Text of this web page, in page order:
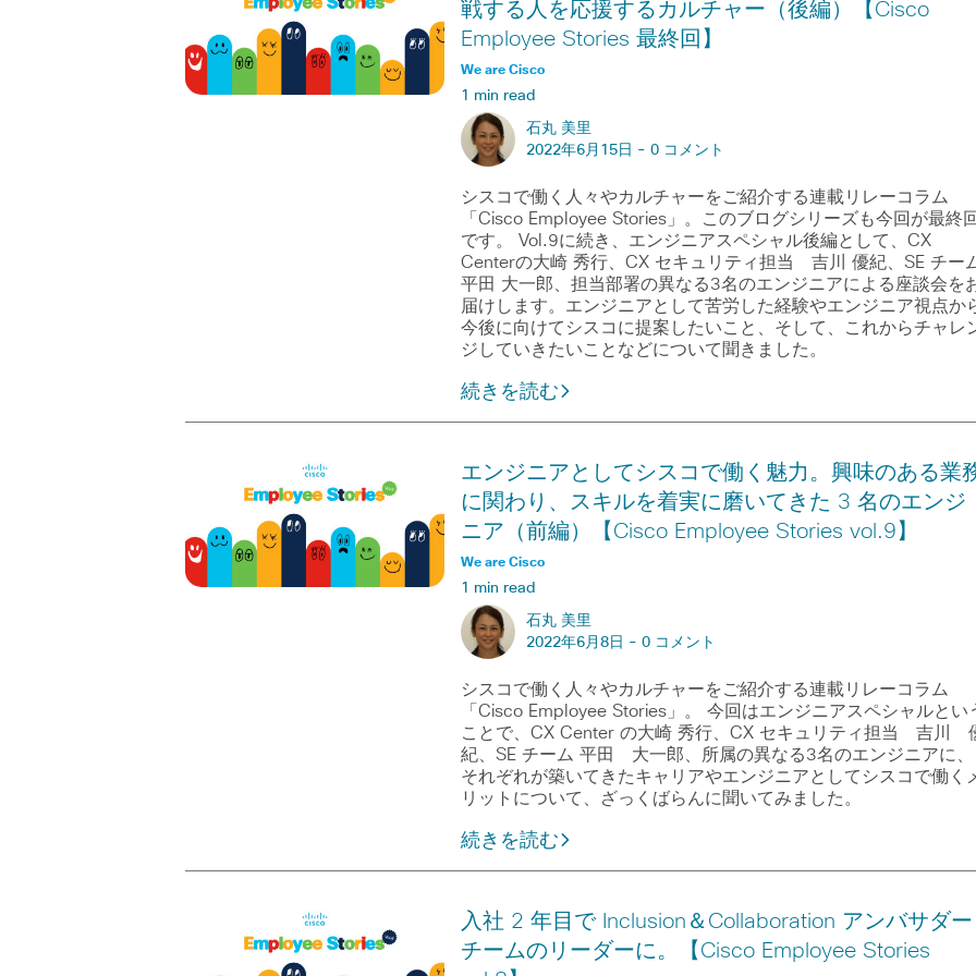
戦する人を応援するカルチャー（後編）【Cisco
Employee Stories 最終回】
We are Cisco
1 min read
石丸 美里
2022年6月15日 - 0 コメント
シスコで働く人々やカルチャーをご紹介する連載リレーコラム
「Cisco Employee Stories」。このブログシリーズも今回が最終回
です。 Vol.9に続き、エンジニアスペシャル後編として、CX
Centerの大崎 秀行、CX セキュリティ担当 吉川 優紀、SE チー
平田 大一郎、担当部署の異なる3名のエンジニアによる座談会を
届けします。エンジニアとして苦労した経験やエンジニア視点か
今後に向けてシスコに提案したいこと、そして、これからチャレ
ジしていきたいことなどについて聞きました。
続きを読む
エンジニアとしてシスコで働く魅力。興味のある業
に関わり、スキルを着実に磨いてきた 3 名のエンジ
ニア（前編）【Cisco Employee Stories vol.9】
We are Cisco
1 min read
石丸 美里
2022年6月8日 - 0 コメント
シスコで働く人々やカルチャーをご紹介する連載リレーコラム
「Cisco Employee Stories」。 今回はエンジニアスペシャルとい
ことで、CX Center の大崎 秀行、CX セキュリティ担当 吉川
紀、SE チーム 平田 大一郎、所属の異なる3名のエンジニアに、
それぞれが築いてきたキャリアやエンジニアとしてシスコで働く
リットについて、ざっくばらんに聞いてみました。
続きを読む
入社 2 年目で Inclusion＆Collaboration アンバサダー
チームのリーダーに。【Cisco Employee Stories